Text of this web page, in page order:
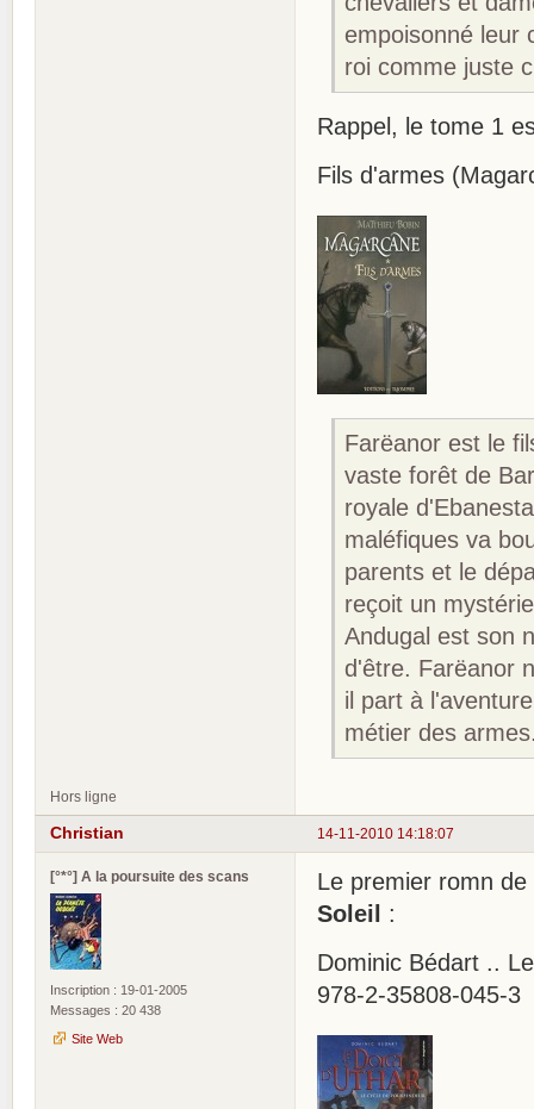
empoisonné leur
roi comme juste
Rappel, le tome 1
Fils d'armes
Farëanor est le
vaste forêt de
royale
maléfiques va
parents et le
reçoit un
Andugal est son
d'être. Farëanor
il part à
métier des
Hors ligne
14-11-2010 14:18:07
Christian
[°*°] A la poursuite des scans
Inscription : 19-01-2005
Messages : 20 438
Site Web
Le premier romn de
Soleil :
Dominic Bédart ..
978-2-35808-045-3